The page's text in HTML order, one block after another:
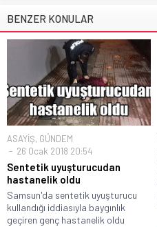
BENZER KONULAR
ASAYİŞ, GÜNDEM
26 Ocak 2018 20:54
Sentetik uyuşturucudan
hastanelik oldu
Samsun'da sentetik uyuşturucu
kullandığı iddiasıyla baygınlık
geçiren genç hastanelik oldu